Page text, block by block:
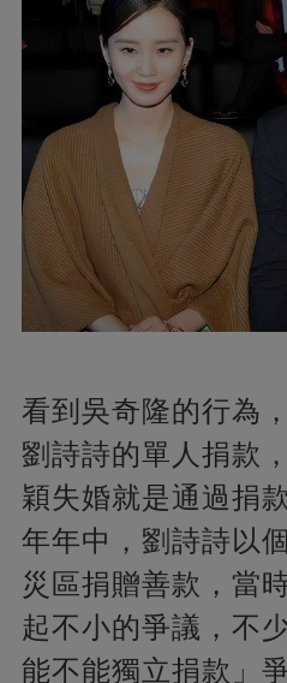
看到吳奇隆的行為
劉詩詩的單人捐款
穎失婚就是通過捐
年年中，劉詩詩以
災區捐贈善款，當
起不小的爭議，不
能不能獨立捐款」